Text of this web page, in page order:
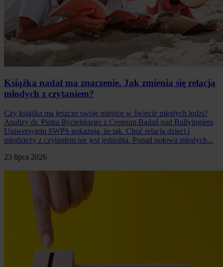
Książka nadal ma znaczenie. Jak zmienia się relacja
młodych z czytaniem?
Czy książka ma jeszcze swoje miejsce w świecie młodych ludzi?
Analizy dr. Piotra Rycielskiego z Centrum Badań nad Bullyingiem
Uniwersytetu SWPS pokazują, że tak. Choć relacja dzieci i
młodzieży z czytaniem nie jest jednolita. Ponad połowa młodych...
23 lipca 2026